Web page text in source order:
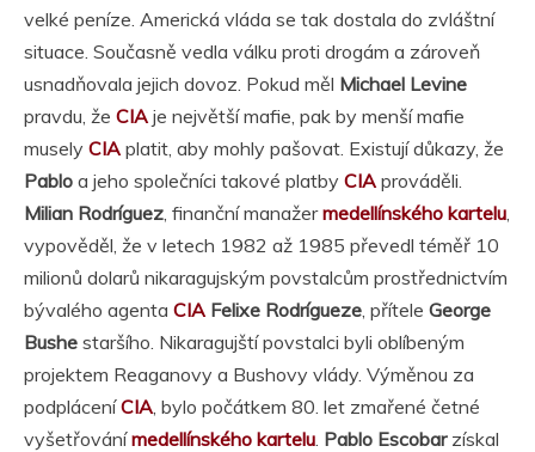
velké peníze. Americká vláda se tak dostala do zvláštní
situace. Současně vedla válku proti drogám a zároveň
usnadňovala jejich dovoz. Pokud měl Michael Levine
pravdu, že CIA je největší mafie, pak by menší mafie
musely CIA platit, aby mohly pašovat. Existují důkazy, že
Pablo a jeho společníci takové platby CIA prováděli.
Milian Rodríguez , finanční manažermedellínského kartelu
vypověděl, že v letech 1982 až 1985 převedl téměř 10
milionů dolarů nikaragujským povstalcům prostřednictvím
bývalého agenta CIA Felixe Rodrígueze , přítele George
Bushe staršího. Nikaragujští povstalci byli oblíbeným
projektem Reaganovy a Bushovy vlády. Výměnou za
podpláceníCIA , bylo počátkem 80. let zmařené četné
vyšetřovánímedellínského kartelu Pablo Escobarzískal